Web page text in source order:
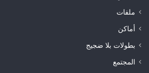
ملفات
أماكن
بطولات بلا ضجيج
المجتمع